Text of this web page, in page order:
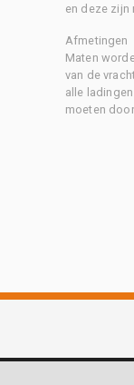
en deze zijn
Afmetingen
Maten
van de
alle
moeten